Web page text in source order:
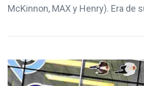
McKinnon, MAX y Henry). Era de